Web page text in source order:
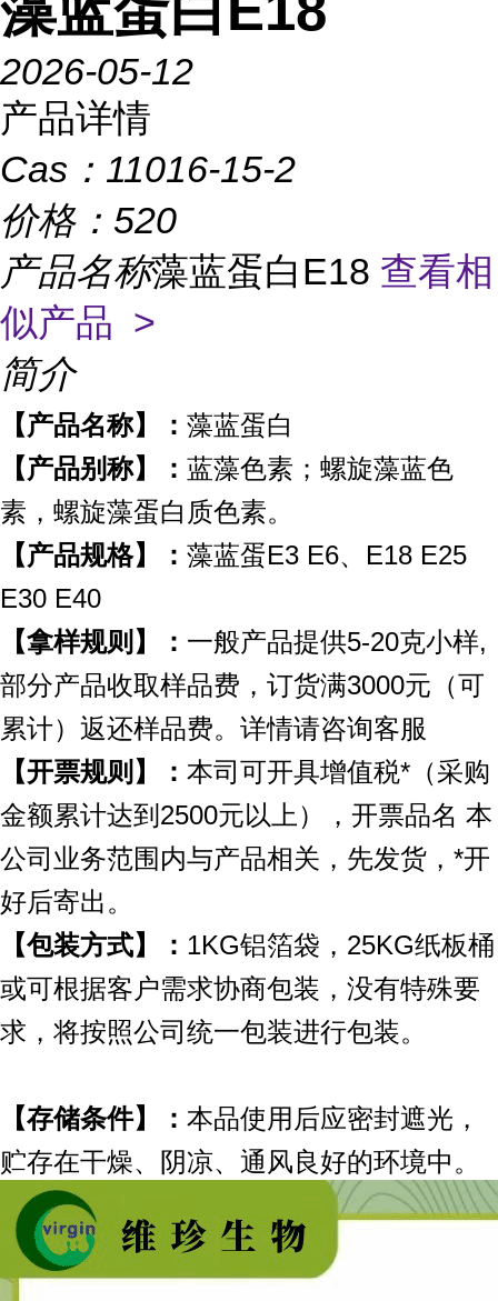
2026-05-12
产品详情
Cas： 11016-15-2
价格： 520
产品名称藻蓝蛋白E18 查看相
似产品 >
简介
【产品名称】： 藻蓝蛋白
【产品别称】： 蓝藻色素；螺旋藻蓝色
素，螺旋藻蛋白质色素。
【产品规格】： 藻蓝蛋E3 E6、E18 E25
E30 E40
【拿样规则】： 一般产品提供5-20克小样,
部分产品收取样品费，订货满3000元（可
累计）返还样品费。详情请咨询客服
【开票规则】： 本司可开具增值税*（采购
金额累计达到2500元以上），开票品名 本
公司业务范围内与产品相关，先发货，*开
好后寄出。
【包装方式】： 1KG铝箔袋，25KG纸板桶
或可根据客户需求协商包装，没有特殊要
求，将按照公司统一包装进行包装。
【存储条件】： 本品使用后应密封遮光，
贮存在干燥、阴凉、通风良好的环境中。